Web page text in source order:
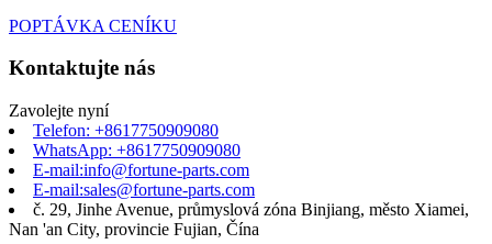
POPTÁVKA CENÍKU
Kontaktujte nás
Zavolejte nyní
Telefon: +8617750909080
WhatsApp: +8617750909080
E-mail:info@fortune-parts.com
E-mail:sales@fortune-parts.com
č. 29, Jinhe Avenue, průmyslová zóna Binjiang, město Xiamei,
Nan 'an City, provincie Fujian, Čína